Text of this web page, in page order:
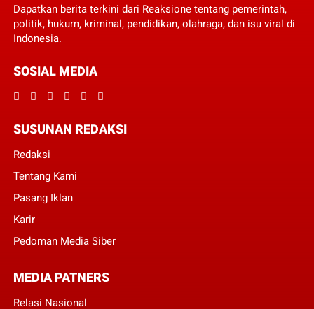
Dapatkan berita terkini dari Reaksione tentang pemerintah,
politik, hukum, kriminal, pendidikan, olahraga, dan isu viral di
Indonesia.
SOSIAL MEDIA
SUSUNAN REDAKSI
Redaksi
Tentang Kami
Pasang Iklan
Karir
Pedoman Media Siber
MEDIA PATNERS
Relasi Nasional